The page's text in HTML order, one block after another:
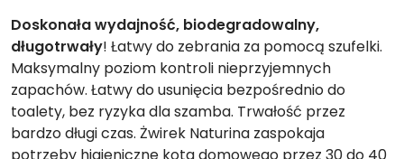
Doskonała wydajność, biodegradowalny,
długotrwały! Łatwy do zebrania za pomocą szufelki.
Maksymalny poziom kontroli nieprzyjemnych
zapachów. Łatwy do usunięcia bezpośrednio do
toalety, bez ryzyka dla szamba. Trwałość przez
bardzo długi czas. Żwirek Naturina zaspokaja
potrzeby higieniczne kota domowego przez 30 do 40